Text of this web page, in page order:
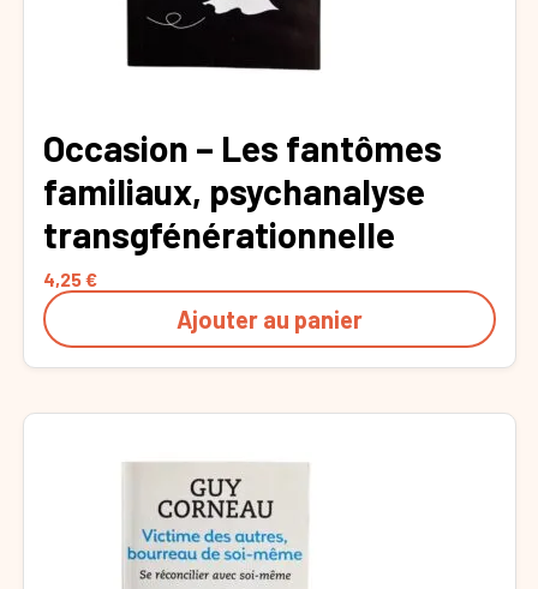
Occasion – Les fantômes
familiaux, psychanalyse
transgfénérationnelle
4,25€
Ajouter au panier